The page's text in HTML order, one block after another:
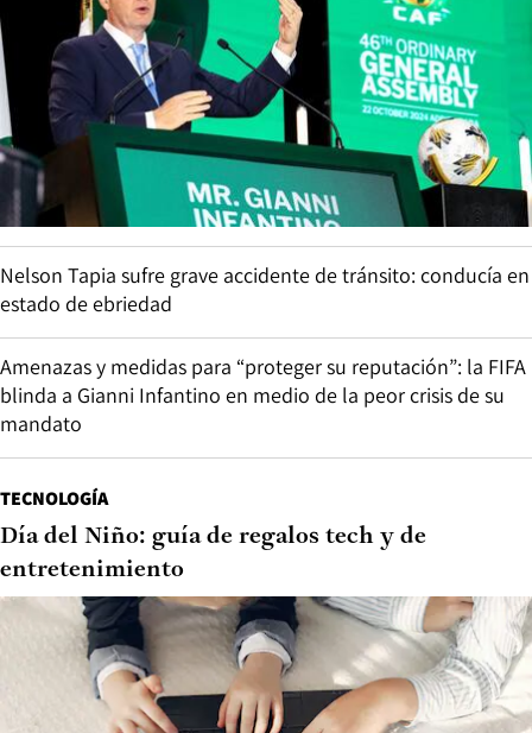
Nelson Tapia sufre grave accidente de tránsito: conducía en
estado de ebriedad
Amenazas y medidas para “proteger su reputación”: la FIFA
blinda a Gianni Infantino en medio de la peor crisis de su
mandato
TECNOLOGÍA
Día del Niño: guía de regalos tech y de
entretenimiento